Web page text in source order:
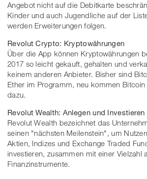
Angebot nicht auf die Debitkarte
Kinder und auch Jugendliche auf der
werden Erweiterungen folgen.
Revolut Crypto: Kryptowährungen
Über die App können Kryptowährungen
2017 so leicht gekauft, gehalten und
keinem anderen Anbieter. Bisher sind
Ether im Programm, neu kommen
dazu.
Revolut Wealth: Anlegen und Investieren
Revolut Wealth bezeichnet das
seinen "nächsten Meilenstein", um
Aktien, Indizes und Exchange Traded
investieren, zusammen mit einer Vielzahl
Finanzinstrumente.